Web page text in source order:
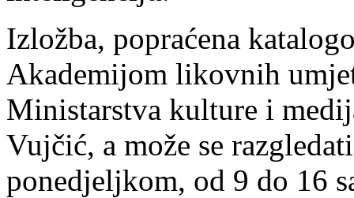
Izložba, popraćena
Akademijom likovnih
Ministarstva kulture i
Vujčić, a može se
ponedjeljkom, od 9 do 16